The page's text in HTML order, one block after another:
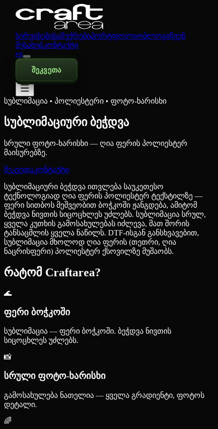
სერვისებისაჩუქრებიპორტფოლიობლოგიჩვენ
შესახებკონტაქტი
en
შეკვეთა
სუბლიმაცია • პოლიესტერი • ფოტო-ხარისხი
სუბლიმაციური ბეჭდვა
სრული ფოტო-ხარისხი — ღია ფერის პოლიესტერ
მაისურებზე.
შეკვეთაკონტაქტი
სუბლიმაციური ბეჭდვა ითვლება საუკეთესო
ტექნოლოგიად ღია ფერის პოლიესტერ ტექსტილზე —
ფერი სითბოს მეშვეობით ბოჭკოში ჟანგდება, ამიტომ
ბეჭდვა ნივთის სიცოცხლეს უძლებს. სუბლიმაცია სრულ,
ყველა კუთხის გამოსახულებას იძლევა, მათ შორის
ტანსაცმლის ყველა ნაწილს. DTF-ისგან განსხვავებით,
სუბლიმაცია მხოლოდ ღია ფერის (თეთრი, ღია
ნაცრისფერი) პოლიესტერ ქსოვილზე მუშაობს.
რატომ Craftarea?
🌊
ფერი ბოჭკოში
სუბლიმაცია — ფერი ბოჭკოში. ბეჭდვა ნივთის
სიცოცხლეს უძლებს.
📸
სრული ფოტო-ხარისხი
გამოსახულება ნათელია — ყველა გრადიენტი, ფოტოს
დეტალი.
🌈